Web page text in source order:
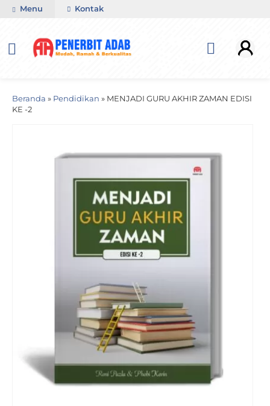
Menu Kontak
Beranda » Pendidikan » MENJADI GURU AKHIR ZAMAN EDISI
KE -2